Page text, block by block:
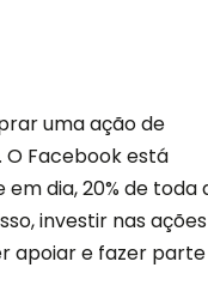
uma ação de
O Facebook está
dia, 20% de toda
investir nas ações
apoiar e fazer parte